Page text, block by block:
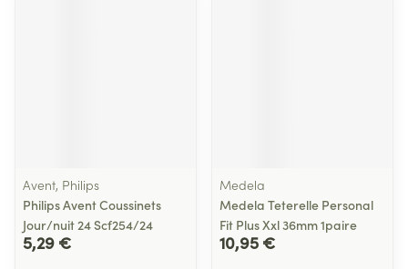
Avent, Philips
Philips Avent Coussinets
Jour/nuit 24 Scf254/24
5,29 €
Medela
Medela Teterelle Personal
Fit Plus Xxl 36mm 1paire
10,95 €